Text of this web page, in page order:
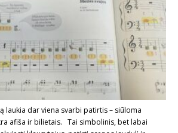
laukia dar viena svarbi patirtis – siūloma
afiša ir bilietais. Tai simbolinis, bet labai